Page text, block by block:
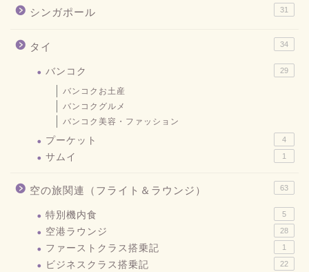
シンガポール 31
タイ 34
バンコク 29
バンコクお土産
バンコクグルメ
バンコク美容・ファッション
プーケット 4
サムイ 1
空の旅関連（フライト＆ラウンジ） 63
特別機内食 5
空港ラウンジ 28
ファーストクラス搭乗記 1
ビジネスクラス搭乗記 22